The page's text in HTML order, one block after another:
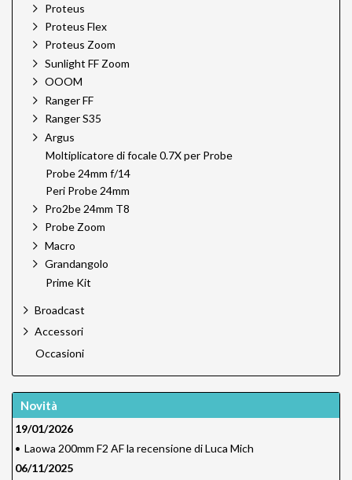
Proteus
Proteus Flex
Proteus Zoom
Sunlight FF Zoom
OOOM
Ranger FF
Ranger S35
Argus
Moltiplicatore di focale 0.7X per Probe
Probe 24mm f/14
Peri Probe 24mm
Pro2be 24mm T8
Probe Zoom
Macro
Grandangolo
Prime Kit
Broadcast
Accessori
Occasioni
Novità
19/01/2026
• Laowa 200mm F2 AF la recensione di Luca Mich
06/11/2025